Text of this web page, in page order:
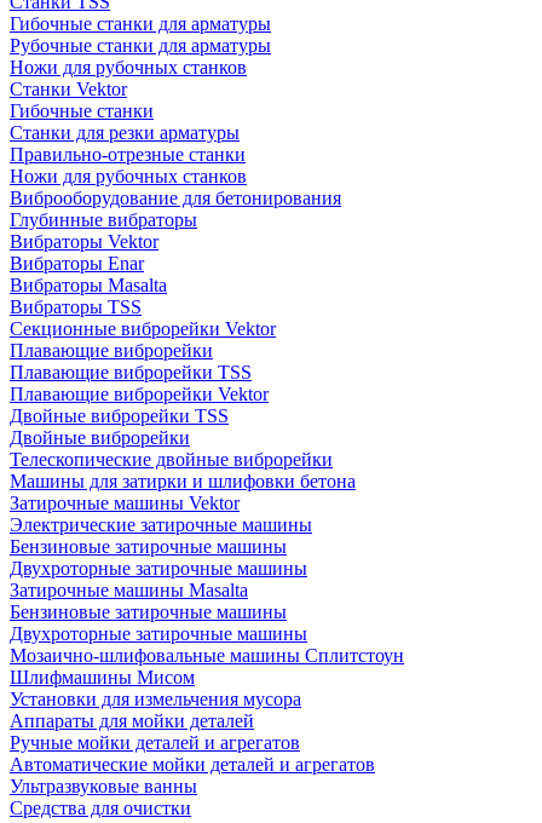
Гибочные станки для арматуры
Рубочные станки для арматуры
Ножи для рубочных станков
Станки Vektor
Гибочные станки
Станки для резки арматуры
Правильно-отрезные станки
Ножи для рубочных станков
Виброоборудование для бетонирования
Глубинные вибраторы
Вибраторы Vektor
Вибраторы Enar
Вибраторы Masalta
Вибраторы TSS
Секционные виброрейки Vektor
Плавающие виброрейки
Плавающие виброрейки TSS
Плавающие виброрейки Vektor
Двойные виброрейки TSS
Двойные виброрейки
Телескопические двойные виброрейки
Машины для затирки и шлифовки бетона
Затирочные машины Vektor
Электрические затирочные машины
Бензиновые затирочные машины
Двухроторные затирочные машины
Затирочные машины Masalta
Бензиновые затирочные машины
Двухроторные затирочные машины
Мозаично-шлифовальные машины Сплитстоун
Шлифмашины Мисом
Установки для измельчения мусора
Аппараты для мойки деталей
Ручные мойки деталей и агрегатов
Автоматические мойки деталей и агрегатов
Ультразвуковые ванны
Средства для очистки